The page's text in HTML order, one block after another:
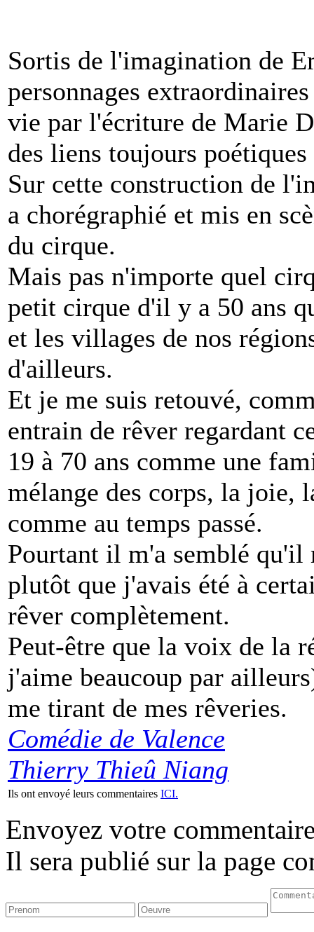
Sortis de l'imagination de
personnages
vie par l'écriture de Marie
des liens toujours
Sur cette construction de
a chorégraphié et mis en
du cirque.
Mais pas n'importe quel
petit cirque d'il y a 50 ans
et les villages de nos
d'ailleurs.
Et je me suis retouvé,
entrain de rêver regardant
19 à 70 ans comme une
mélange des corps, la joie,
comme au temps passé.
Pourtant il m'a semblé qu'il
plutôt que j'avais été à
rêver complètement.
Peut-être que la voix de la
j'aime beaucoup par
me tirant de mes rêveries.
Comédie de Valence
Thierry Thieû Niang
Ils ont envoyé leurs commentaires ICI.
Envoyez votre
Il sera publié sur la page